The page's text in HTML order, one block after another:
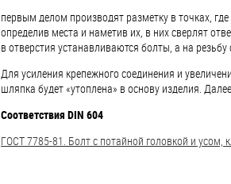
первым делом производят разметку в точках,
определив места и наметив их, в них сверлят
в отверстия устанавливаются болты, а на
Для усиления крепежного соединения и
шляпка будет «утоплена» в основу изделия.
Соответствия DIN 604
ГОСТ 7785-81. Болт с потайной головкой и усом,